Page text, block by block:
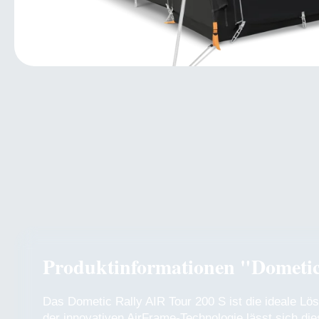
Produktinformationen
Das Dometic Rally AIR Tour 200 S ist die ideale